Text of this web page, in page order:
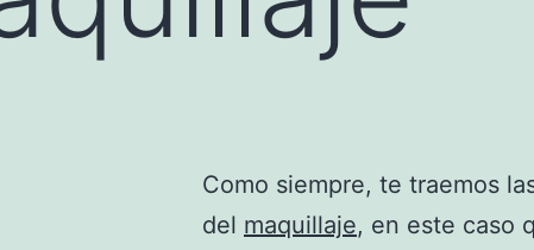
Como siempre, te traemos
del maquillaje, en este caso